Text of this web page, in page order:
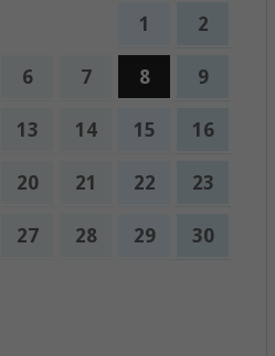
1 2
6 7 8 9
13 14 15 16
20 21 22 23
27 28 29 30